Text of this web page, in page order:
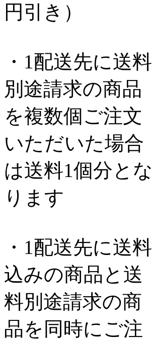
円引き）
・1配送先に送料
別途請求の商品
を複数個ご注文
いただいた場合
は送料1個分とな
ります
・1配送先に送料
込みの商品と送
料別途請求の商
品を同時にご注